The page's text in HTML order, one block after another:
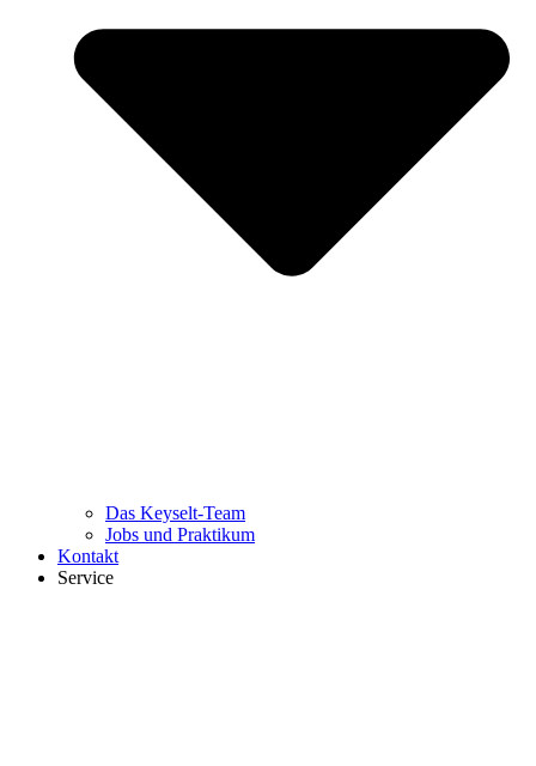
Das Keyselt-Team
Jobs und Praktikum
Kontakt
Service